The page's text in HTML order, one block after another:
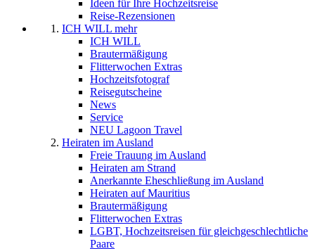
Ideen für Ihre Hochzeitsreise
Reise-Rezensionen
ICH WILL mehr
ICH WILL
Brautermäßigung
Flitterwochen Extras
Hochzeitsfotograf
Reisegutscheine
News
Service
NEU Lagoon Travel
Heiraten im Ausland
Freie Trauung im Ausland
Heiraten am Strand
Anerkannte Eheschließung im Ausland
Heiraten auf Mauritius
Brautermäßigung
Flitterwochen Extras
LGBT, Hochzeitsreisen für gleichgeschlechtliche
Paare